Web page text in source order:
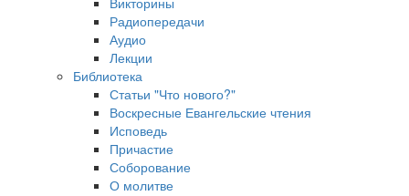
Радиопередачи
Аудио
Лекции
Библиотека
Статьи "Что нового?"
Воскресные Евангельские чтения
Исповедь
Причастие
Соборование
О молитве